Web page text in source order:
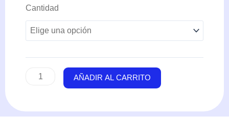
Cantidad
Min-
(Desde
100ml
AÑADIR AL CARRITO